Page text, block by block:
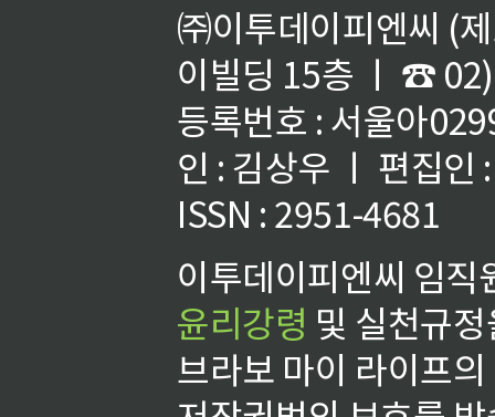
㈜이투데이피엔씨 (
이빌딩 15층 ㅣ ☎
등록번호 : 서울아
인 : 김상우 ㅣ 편집인
ISSN : 2951-4681
이투데이피엔씨 임
윤리강령 및 실천규
브라보 마이 라이프